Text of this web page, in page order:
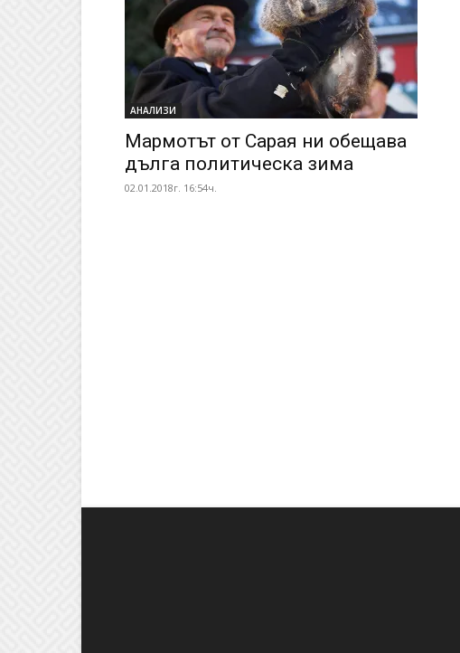
АНАЛИЗИ
Мармотът от Сарая ни обещава
дълга политическа зима
02.01.2018г. 16:54ч.